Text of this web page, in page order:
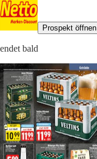
Prospekt öffnen
endet bald